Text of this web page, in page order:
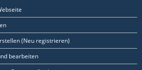
(Neu registrieren)
bearbeiten